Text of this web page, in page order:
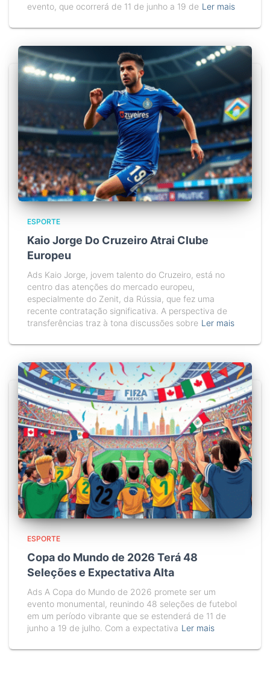
evento, que ocorrerá de 11 de junho a 19 de Ler mais
ESPORTE
Kaio Jorge Do Cruzeiro Atrai Clube
Europeu
Ads Kaio Jorge, jovem talento do Cruzeiro, está no
centro das atenções do mercado europeu,
especialmente do Zenit, da Rússia, que fez uma
recente contratação significativa. A perspectiva de
transferências traz à tona discussões sobre Ler mais
ESPORTE
Copa do Mundo de 2026 Terá 48
Seleções e Expectativa Alta
Ads A Copa do Mundo de 2026 promete ser um
evento monumental, reunindo 48 seleções de futebol
em um período vibrante que se estenderá de 11 de
junho a 19 de julho. Com a expectativa Ler mais